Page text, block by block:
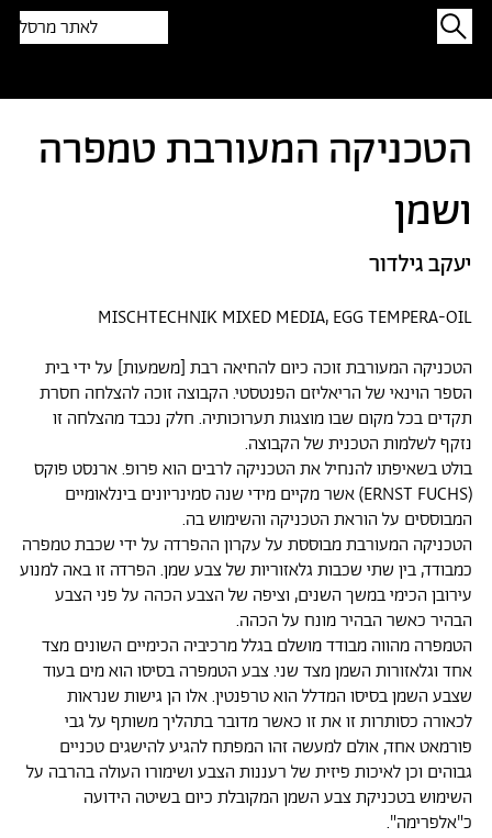
לאתר מרסל
MISCHTECHNIK MIXED MEDIA, EGG TEMPERA-OIL
הטכניקה המעורבת זוכה כיום להחיאה רבת [משמעות] על ידי בית
הספר הוינאי של הריאליזם הפנטסטי. הקבוצה זוכה להצלחה חסרת
תקדים בכל מקום שבו מוצגות תערוכותיה. חלק נכבד מהצלחה זו
נזקף לשלמות הטכנית של הקבוצה.
בולט בשאיפתו להנחיל את הטכניקה לרבים הוא פרופ. ארנסט פוקס
(ERNST FUCHS) אשר מקיים מידי שנה סמינריונים בינלאומיים
המבוססים על הוראת הטכניקה והשימוש בה.
הטכניקה המעורבת מבוססת על עקרון ההפרדה על ידי שכבת טמפרה
כמבודד, בין שתי שכבות גלאזוריות של צבע שמן. הפרדה זו באה למנוע
עירובן הכימי במשך השנים, וציפה של הצבע הכהה על פני הצבע
הבהיר כאשר הבהיר מונח על הכהה.
הטמפרה מהווה מבודד מושלם בגלל מרכיביה הכימיים השונים מצד
אחד וגלאזורות השמן מצד שני. צבע הטמפרה בסיסו הוא מים בעוד
שצבע השמן בסיסו המדלל הוא טרפנטין. אלו הן גישות שנראות
לכאורה כסותרות זו את זו כאשר מדובר בתהליך משותף על גבי
פורמאט אחד, אולם למעשה זהו המפתח להגיע להישגים טכניים
גבוהים וכן לאיכות פיזית של רעננות הצבע ושימורו העולה בהרבה על
השימוש בטכניקת צבע השמן המקובלת כיום בשיטה הידועה
כ"אלפרימה".
הטכניקה המעורבת טמפרה
ושמן
יעקב גילדור